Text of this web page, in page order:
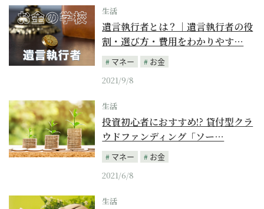
生活
遺言執行者とは？｜遺言執行者の役
割・選び方・費用をわかりやす…
マネー
お金
2021/9/8
生活
投資初心者におすすめ!? 貸付型クラ
ウドファンディング「ソー…
マネー
お金
2021/6/8
生活